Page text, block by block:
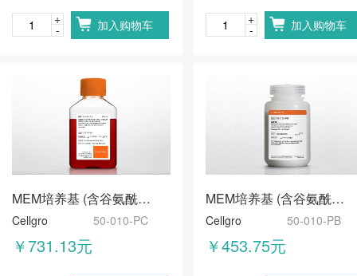
-
+ 加入购物车 -
+ 加入购物车
MEM培养基 (含谷氨酰胺, 不含碳酸氢钠)
Cellgro 50-010-PC
￥731.13元
MEM培养基 (含谷氨酰胺, 不含碳酸氢钠)
Cellgro 50-010-PB
￥453.75元